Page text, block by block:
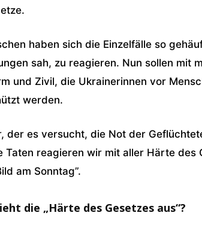
haben sich die Einzelfälle so
sah, zu reagieren. Nun sollen mit
und Zivil, die Ukrainerinnen vor
werden.
der es versucht, die Not der
Taten reagieren wir mit aller Härte des
am Sonntag”.
die „Härte des Gesetzes aus“?